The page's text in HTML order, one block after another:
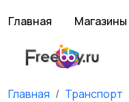
Главная Магазины
Главная Транспорт